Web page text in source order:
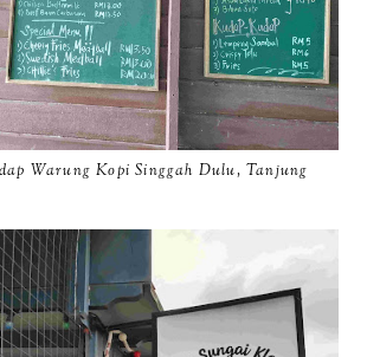
Warung Kopi Singgah Dulu, Tanjung